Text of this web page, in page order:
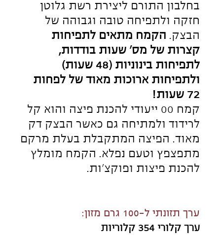
כולסטרול 0 מ"ג
נתרן 0 מ"ג
סך הפחמימות 72 גרם מתוכן:
סוכרים 0 גרם
סיבים תזונתיים 2 גרם
חלבונים 11 גרם
מתכונים מומלצים עם קמח פיצה
נאפולי איטלקי:
פיצה כפרית עם תרד, גבינת גאודה
לרכישה